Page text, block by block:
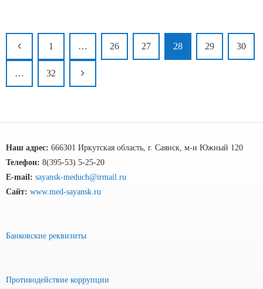
1 … 26 27 28 29 30
… 32
Наш адрес: 666301 Иркутская область, г. Саянск, м-н Южный 120
Телефон: 8(395-53) 5-25-20
E-mail: sayansk-meduch@irmail.ru
Сайт: www.med-sayansk.ru
Банковские реквизиты
Противодействие коррупции